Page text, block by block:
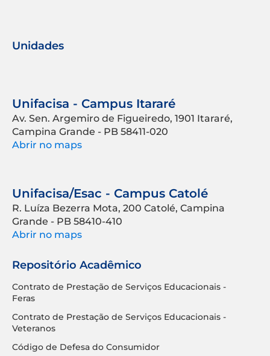
Unidades
Unifacisa - Campus Itararé
Av. Sen. Argemiro de Figueiredo, 1901 Itararé,
Campina Grande - PB 58411-020
Abrir no maps
Unifacisa/Esac - Campus Catolé
R. Luíza Bezerra Mota, 200 Catolé, Campina
Grande - PB 58410-410
Abrir no maps
Repositório Acadêmico
Contrato de Prestação de Serviços Educacionais -
Feras
Contrato de Prestação de Serviços Educacionais -
Veteranos
Código de Defesa do Consumidor